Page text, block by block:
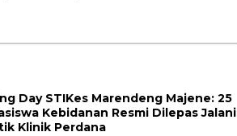
Day STIKes Marendeng Majene: 25
Kebidanan Resmi Dilepas Jalani
Klinik Perdana